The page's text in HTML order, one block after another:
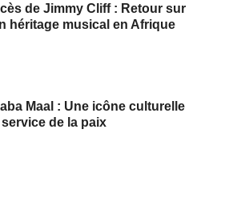
de Jimmy Cliff : Retour sur
héritage musical en Afrique
Maal : Une icône culturelle
de la paix